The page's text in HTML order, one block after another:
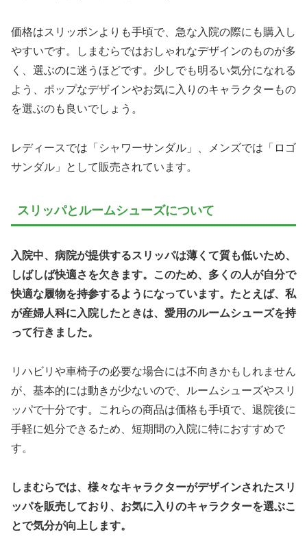
価格はスリッポンよりも手頃で、急な入院の際にも購入し
やすいです。しまむらではおしゃれなデザインのものが多
く、選ぶのに迷うほどです。少しでも明るい気分になれる
よう、ポップなデザインやお気に入りのキャラクターもの
を選ぶのも良いでしょう。
レディースでは「シャワーサンダル」、メンズでは「ロゴ
サンダル」として販売されています。
スリッパとルームシューズについて
入院中、病院が提供するスリッパは薄くて質も低いため、
しばしば快適さを欠きます。このため、多くの人が自分で
快適な履物を持参するようになっています。たとえば、私
が産婦人科に入院したときは、愛用のルームシューズを持
って行きました。
リハビリや車椅子の必要な場合には不向きかもしれません
が、基本的には動きが少ないので、ルームシューズやスリ
ッパで十分です。これらの商品は価格も手頃で、退院後に
手軽に処分できるため、短期間の入院に特におすすめで
す。
しまむらでは、様々なキャラクターがデザインされたスリ
ッパを販売しており、お気に入りのキャラクターを選ぶこ
とで気分が向上します。